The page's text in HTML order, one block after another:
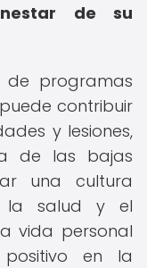
de su
de programas
contribuir
y lesiones,
de las bajas
una cultura
la salud y el
vida personal
en la